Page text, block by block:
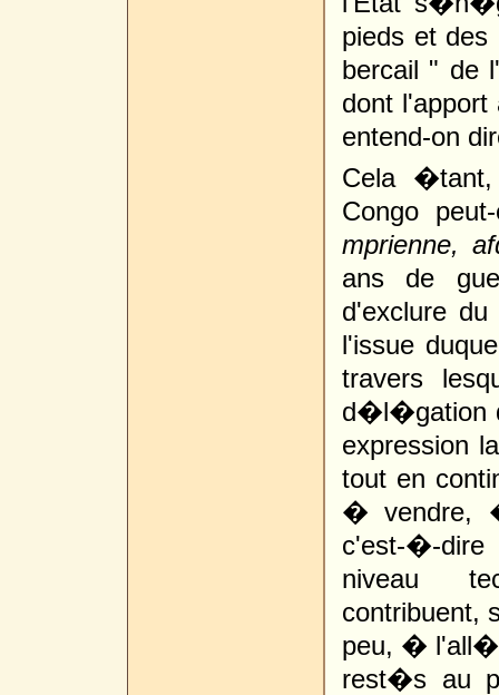
pieds et des
bercail " de
dont
entend-on
Cela
Congo
mprienne,
ans de
d'exclure
l'issue
travers
d�l�gation
expression
tout en
� vendre,
c'est-�-
niveau
contribuent,
peu, �
rest�s au